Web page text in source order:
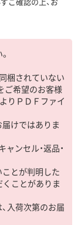
梱されていない
ご希望のお客様
りＰＤＦファイ
けではありま
ンセル・返品・
ことが判明した
くことがありま
入荷次第のお届